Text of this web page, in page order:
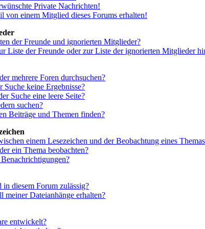
Private Nachrichten!
von einem Mitglied dieses Forums erhalten!
der Freunde und ignorierten Mitglieder?
Liste der Freunde oder zur Liste der ignorierten Mitglieder
mehrere Foren durchsuchen?
Suche keine Ergebnisse?
Suche eine leere Seite?
suchen?
Beiträge und Themen finden?
einem Lesezeichen und der Beobachtung eines
ein Thema beobachten?
in diesem Forum zulässig?
meiner Dateianhänge erhalten?
entwickelt?